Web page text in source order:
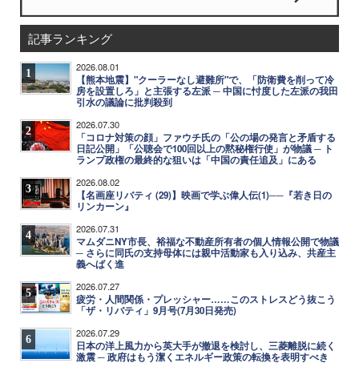
記事ランキング
1 2026.08.01
【熊本地震】"クーラーなし避難所"で、「防衛費を削って冷
房を設置しろ」と主張する左派 ─ 中国に忖度した左派の我田
引水の議論に批判殺到
2 2026.07.30
「コロナ対策の顔」ファウチ氏の「公の場の発言と矛盾する
日記公開」「公聴会で100回以上の黙秘権行使」が物議 ─ ト
ランプ政権の最終的な狙いは「中国の責任追及」にある
3 2026.08.02
【名画座リバティ (29)】映画で学ぶ偉人伝(1)──『若き日の
リンカーン』
4 2026.07.31
マムダニNY市長、裕福な不動産所有者の個人情報公開で物議
─ さらに同氏の支持母体には親中活動家も入り込み、共産主
義へばく進
5 2026.07.27
疲労・人間関係・プレッシャー……このストレスどう抜こう
「ザ・リバティ」9月号(7月30日発売)
6 2026.07.29
日本の洋上風力から英大手が撤退を検討し、三菱離脱に続く
激震 ─ 政府はもう潔くエネルギー政策の転換を表明すべき